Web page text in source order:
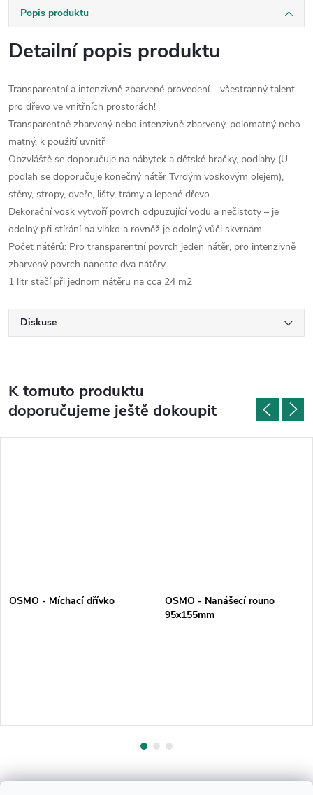
Popis produktu
Detailní popis produktu
Transparentní a intenzivně zbarvené provedení – všestranný talent
pro dřevo ve vnitřních prostorách!
Transparentně zbarvený nebo intenzivně zbarvený, polomatný nebo
matný, k použití uvnitř
Obzvláště se doporučuje na nábytek a dětské hračky, podlahy (U
podlah se doporučuje konečný nátěr Tvrdým voskovým olejem),
stěny, stropy, dveře, lišty, trámy a lepené dřevo.
Dekorační vosk vytvoří povrch odpuzující vodu a nečistoty – je
odolný při stírání na vlhko a rovněž je odolný vůči skvrnám.
Počet nátěrů: Pro transparentní povrch jeden nátěr, pro intenzivně
zbarvený povrch naneste dva nátěry.
1 litr stačí při jednom nátěru na cca 24 m2
Diskuse
K tomuto produktu
doporučujeme ještě dokoupit
OSMO - Míchací dřívko
OSMO - Nanášecí rouno
95x155mm